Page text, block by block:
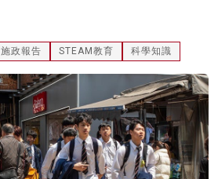
施政報告 STEAM教育 科學知識